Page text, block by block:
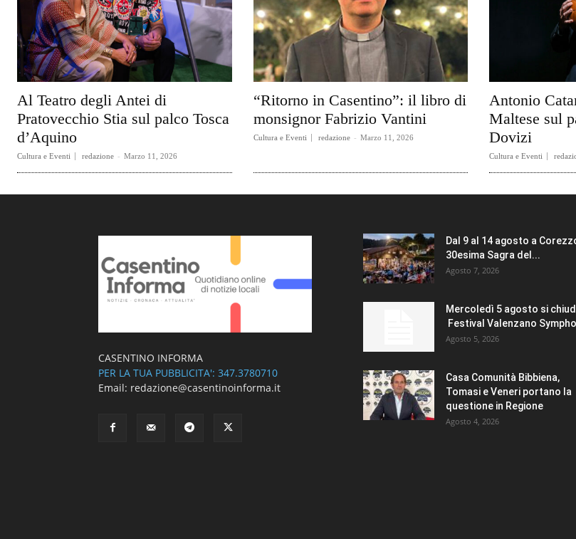
Al Teatro degli Antei di
Pratovecchio Stia sul palco Tosca
d’Aquino
Cultura e Eventi redazione - Marzo 11, 2026
“Ritorno in Casentino”: il libro di
monsignor Fabrizio Vantini
Cultura e Eventi redazione - Marzo 11, 2026
Antonio
Maltese sul
Dovizi
Cultura e Eventi
CASENTINO INFORMA
PER LA TUA PUBBLICITA': 347.3780710
Email: redazione@casentinoinforma.it
Dal 9 al 14 agosto a
30esima Sagra del...
Agosto 7, 2026
Mercoledì 5 agosto si
Festival Valenzano
Agosto 5, 2026
Casa Comunità Bibbiena,
Tomasi e Veneri portano la
questione in Regione
Agosto 4, 2026